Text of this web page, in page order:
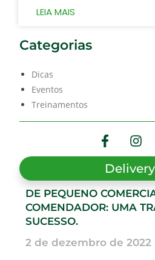
LEIA MAIS
Categorias
Dicas
Eventos
Treinamentos
Delivery
DE PEQUENO
COMENDADOR: UMA
SUCESSO.
2 de dezembro de 2022